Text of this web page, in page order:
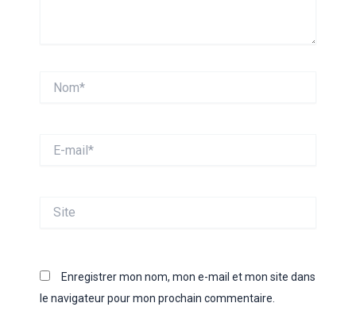
mail*
Enregistrer mon nom, mon e-mail et mon site dans
le navigateur pour mon prochain commentaire.